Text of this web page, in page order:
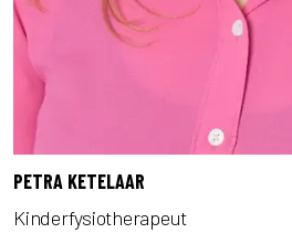
PETRA KETELAAR
Kinderfysiotherapeut